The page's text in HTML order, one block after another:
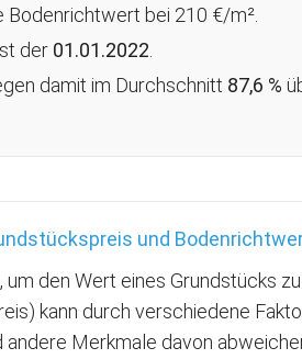
bei 210 €/m².
der 01.01.2022
damit im Durchschnitt 87,6 %
und
den Wert eines Grundstücks
kann durch verschiedene
Merkmale davon